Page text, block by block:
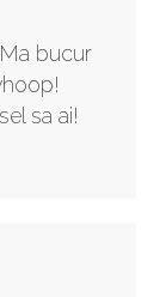
bucur
sa ai!